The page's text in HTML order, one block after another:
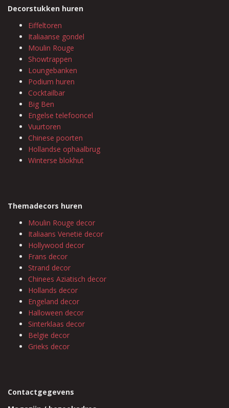
Decorstukken huren
Eiffeltoren
Italiaanse gondel
Moulin Rouge
Showtrappen
Loungebanken
Podium huren
Cocktailbar
Big Ben
Engelse telefooncel
Vuurtoren
Chinese poorten
Hollandse ophaalbrug
Winterse blokhut
Themadecors huren
Moulin Rouge decor
Italiaans Venetië decor
Hollywood decor
Frans decor
Strand decor
Chinees Aziatisch decor
Hollands decor
Engeland decor
Halloween decor
Sinterklaas decor
Belgie decor
Grieks decor
Contactgegevens